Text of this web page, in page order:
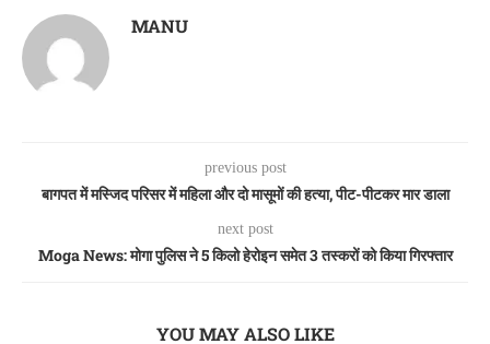
MANU
previous post
बागपत में मस्जिद परिसर में महिला और दो मासूमों की हत्या, पीट-पीटकर मार डाला
next post
Moga News: मोगा पुलिस ने 5 किलो हेरोइन समेत 3 तस्करों को किया गिरफ्तार
YOU MAY ALSO LIKE